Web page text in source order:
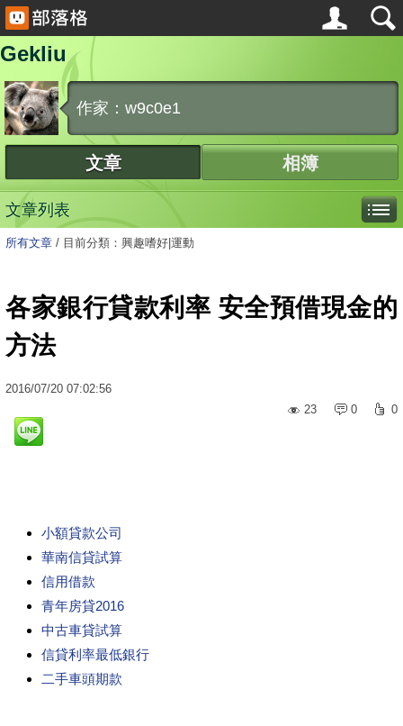
Gekliu
作家：w9c0e1
文章 相簿
文章列表
所有文章 / 目前分類：興趣嗜好|運動
各家銀行貸款利率 安全預借現金的
方法
2016/07/20 07:02:56
23
0 0
小額貸款公司
華南信貸試算
信用借款
青年房貸2016
中古車貸試算
信貸利率最低銀行
二手車頭期款